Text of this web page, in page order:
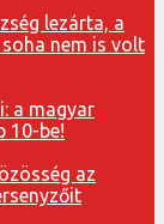
lezárta, a
nem is volt
a magyar
10-be!
az